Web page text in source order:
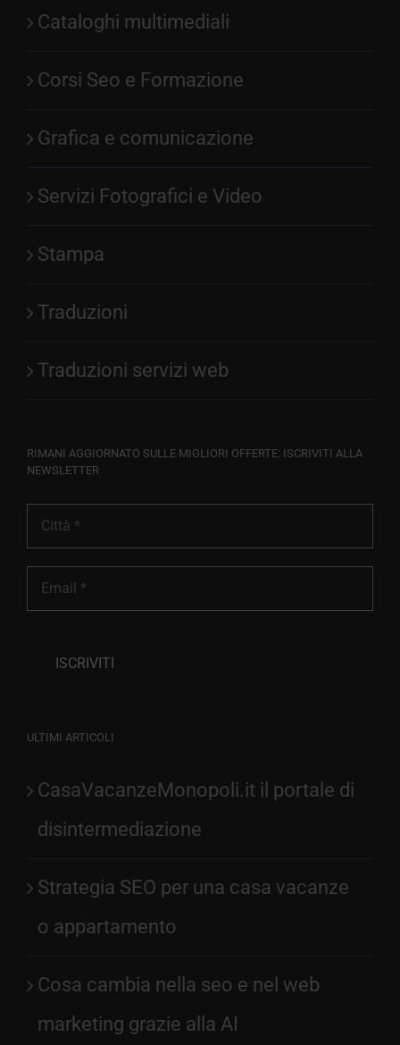
Cataloghi multimediali
Corsi Seo e Formazione
Grafica e comunicazione
Servizi Fotografici e Video
Stampa
Traduzioni
Traduzioni servizi web
RIMANI AGGIORNATO SULLE MIGLIORI OFFERTE: ISCRIVITI ALLA
NEWSLETTER
ULTIMI ARTICOLI
CasaVacanzeMonopoli.it il portale di
disintermediazione
Strategia SEO per una casa vacanze
o appartamento
Cosa cambia nella seo e nel web
marketing grazie alla AI